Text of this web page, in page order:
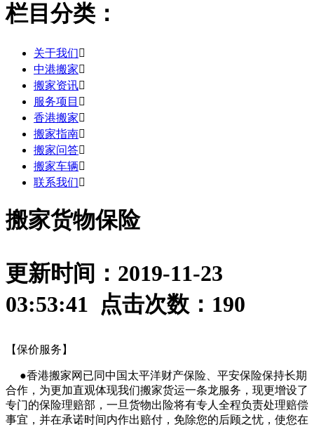
栏目分类：
关于我们
中港搬家
搬家资讯
服务项目 
香港搬家
搬家指南
搬家问答
搬家车辆
联系我们
搬家货物保险
更新时间：2019-11-23
03:53:41 点击次数： 190
【保价服务】
●香港搬家网已同中国太平洋财产保险、平安保险保持长期
合作，为更加直观体现我们搬家货运一条龙服务，现更增设了
专门的保险理赔部，一旦货物出险将有专人全程负责处理赔偿
事宜，并在承诺时间内作出赔付，免除您的后顾之忧，使您在